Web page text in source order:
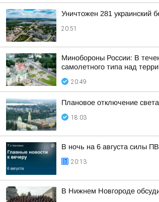
Уничтожен 281 украинский
20:51
Минобороны России: В
самолетного типа над
20:49
Плановое отключение света
18:03
В ночь на 6 августа силы
20:13
В Нижнем Новгороде